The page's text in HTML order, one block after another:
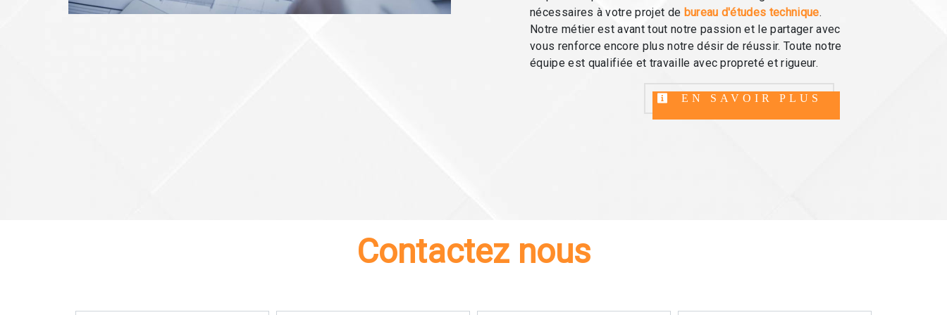
nécessaires à votre projet de bureau d'études technique.
Notre métier est avant tout notre passion et le partager avec
vous renforce encore plus notre désir de réussir. Toute notre
équipe est qualifiée et travaille avec propreté et rigueur.
EN SAVOIR PLUS
Contactez nous